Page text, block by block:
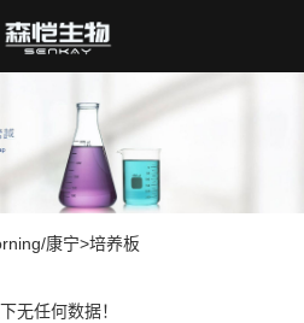
康宁>培养板
无任何数据！